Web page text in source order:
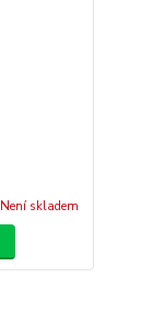
Není skladem